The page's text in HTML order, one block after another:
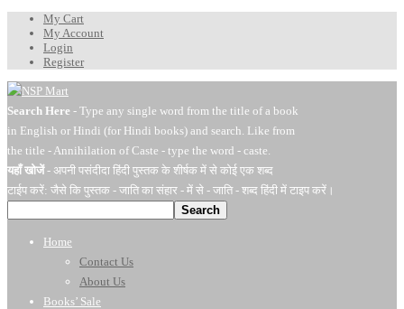
My Cart
My Account
Login
Register
Search Here - Type any single word from the title of a book
in English or Hindi (for Hindi books) and search. Like from
the title - Annihilation of Caste - type the word - caste.
यहाँ खोजें- अपनी पसंदीदा हिंदी पुस्तक के शीर्षक में से कोई एक शब्द
टाईप करें: जैसे कि पुस्तक - जाति का संहार - में से - जाति - शब्द हिंदी में टाइप करें।
Search
Home
Contact Us
About Us
Books’ Sale